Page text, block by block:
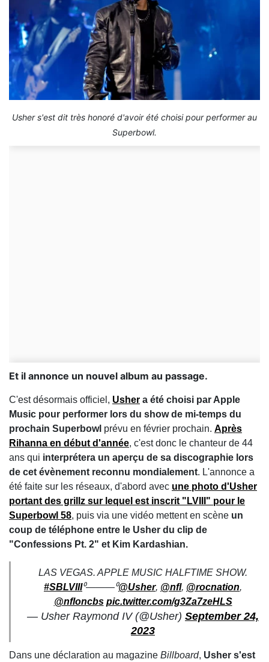
Usher s'est dit très honoré d'avoir été choisi pour performer au
Superbowl.
Et il annonce un nouvel album au passage.
C'est désormais officiel, Usher a été choisi par Apple
Music pour performer lors du show de mi-temps du
prochain Superbowl prévu en février prochain. Après
Rihanna en début d'année, c'est donc le chanteur de 44
ans qui interprétera un aperçu de sa discographie lors
de cet évènement reconnu mondialement. L'annonce a
été faite sur les réseaux, d'abord avec une photo d'Usher
portant des grillz sur lequel est inscrit "LVIII" pour le
Superbowl 58, puis via une vidéo mettent en scène un
coup de téléphone entre le Usher du clip de
"Confessions Pt. 2" et Kim Kardashian.
LAS VEGAS. APPLE MUSIC HALFTIME SHOW.
#SBLVIII⁰———⁰@Usher, @nfl, @rocnation,
@nfloncbs pic.twitter.com/g3Za7zeHLS
— Usher Raymond IV (@Usher) September 24,
2023
Dans une déclaration au magazine Billboard, Usher s'est